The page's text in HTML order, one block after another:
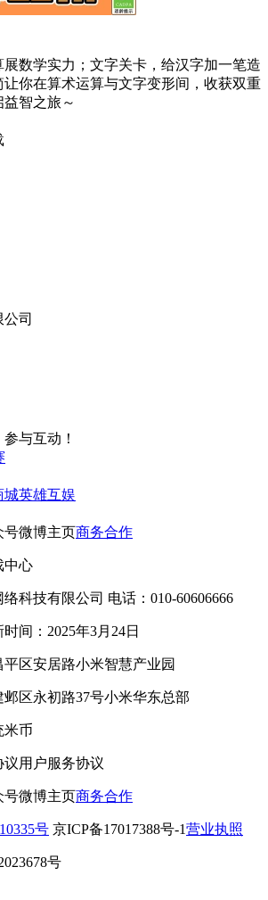
数学实力；文字关卡，给汉字加一笔造
你在算术运算与文字变形间，收获双重
智之旅～
司
与互动！
城英雄互娱
号微博主页商务合作
中心
科技有限公司 电话：010-60606666
间：2025年3月24日
区安居路小米智慧产业园
区永初路37号小米华东总部
米币
议用户服务协议
号微博主页商务合作
号 京ICP备17017388号-1营业执照
号